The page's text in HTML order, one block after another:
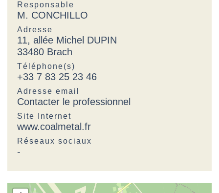
Responsable
M. CONCHILLO
Adresse
11, allée Michel DUPIN
33480 Brach
Téléphone(s)
+33 7 83 25 23 46
Adresse email
Contacter le professionnel
Site Internet
www.coalmetal.fr
Réseaux sociaux
-